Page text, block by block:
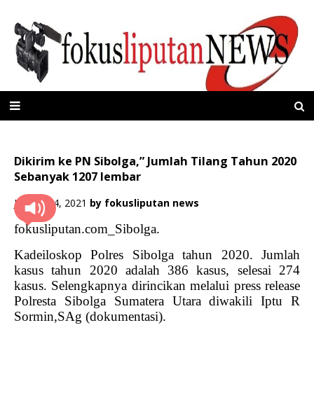
Dikirim ke PN Sibolga,” Jumlah Tilang Tahun 2020
Sebanyak 1207 lembar
Januari 04, 2021 by fokusliputan news
fokusliputan.com_Sibolga.
Kadeiloskop Polres Sibolga tahun 2020. Jumlah
kasus tahun 2020 adalah 386 kasus, selesai 274
kasus. Selengkapnya dirincikan melalui press release
Polresta Sibolga Sumatera Utara diwakili Iptu R
Sormin,SAg (dokumentasi).